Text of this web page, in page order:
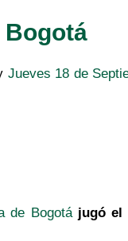
Bogotá
Jueves 18 de
de Bogotá jugó el